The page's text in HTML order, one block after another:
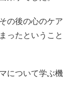
の後の心のケア
ったということ
について学ぶ機